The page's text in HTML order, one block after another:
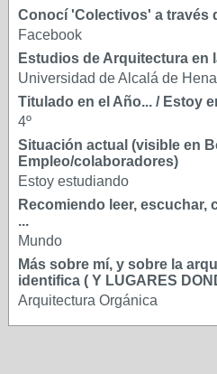
Conocí 'Colectivos' a través
Facebook
Estudios de Arquitectura en
Universidad de Alcalá de
Titulado en el Año... / Estoy
4º
Situación actual (visible en
Empleo/colaboradores)
Estoy estudiando
Recomiendo leer, escuchar,
...
Mundo
Más sobre mí, y sobre la
identifica ( Y LUGARES
Arquitectura Orgánica